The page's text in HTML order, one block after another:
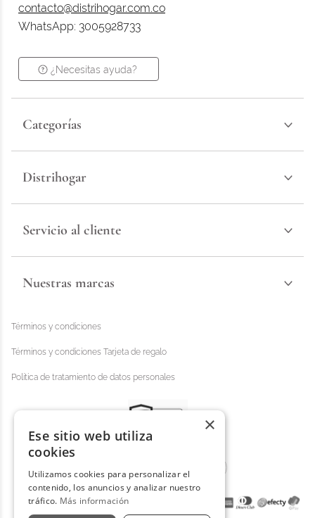
contacto@distrihogar.com.co
WhatsApp: 3005928733
¿Necesitas ayuda?
Categorías
Distrihogar
Servicio al cliente
Nuestras marcas
Términos y condiciones
Términos y condiciones Tarjeta de regalo
Política de tratamiento de datos personales
×
Ese sitio web utiliza
cookies
Utilizamos cookies para personalizar el
contenido, los anuncios y analizar nuestro
tráfico. Más información